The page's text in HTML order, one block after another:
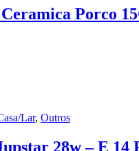
Porco
Lar, Outros
28w – E 14